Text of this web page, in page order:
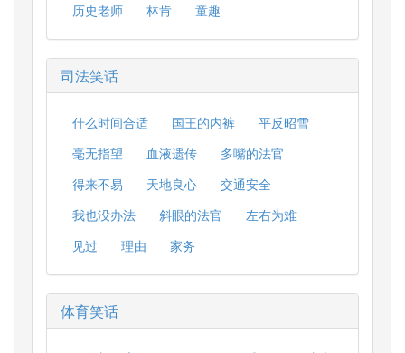
历史老师
林肯 童趣
司法笑话
什么时间合适 国王的内裤
平反昭雪
毫无指望
血液遗传
多嘴的法官
得来不易
天地良心
交通安全
我也没办法
斜眼的法官
左右为难
见过
理由 家务
体育笑话